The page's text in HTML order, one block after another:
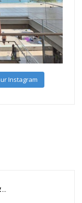
Instagram